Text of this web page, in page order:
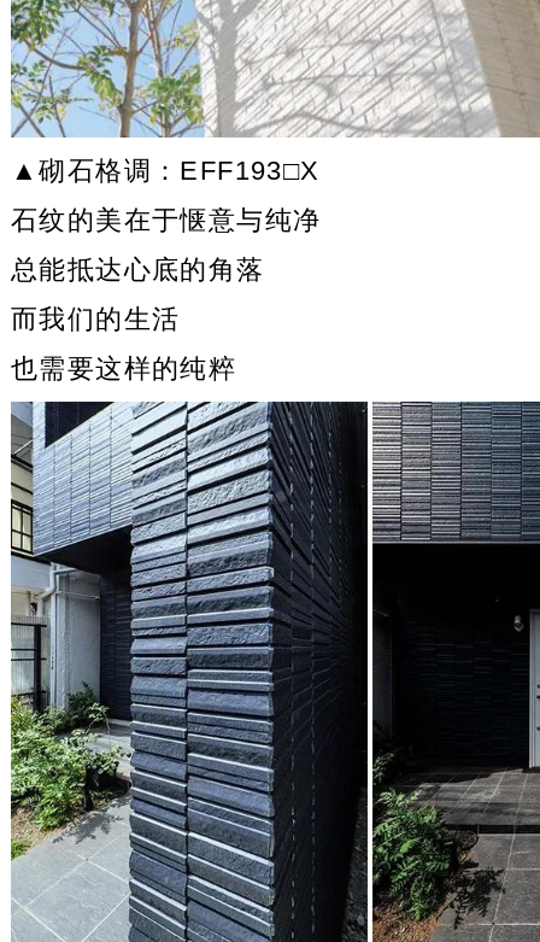
▲砌石格调：EFF193□X
石纹的美在于惬意与纯净
总能抵达心底的角落
而我们的生活
也需要这样的纯粹